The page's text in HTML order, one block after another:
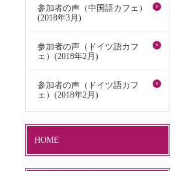
参加者の声（中国語カフェ）
(2018年3月)
参加者の声（ドイツ語カフ
ェ）(2018年2月)
参加者の声（ドイツ語カフ
ェ）(2018年2月)
HOME